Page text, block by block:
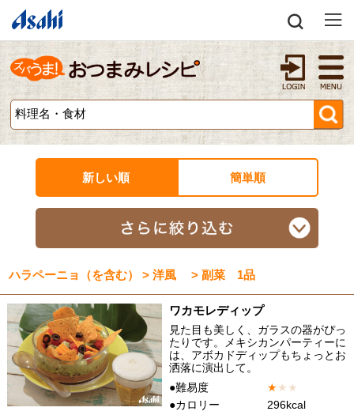
新しい順 簡単順
ハラペーニョ（を含む） > 洋風 > 副菜 1品
ワカモレディップ
見た目も美しく、ガラスの器がぴっ
たりです。メキシカンパーティーに
は、アボカドディップもちょっとお
洒落に演出して。
●難易度
★★ ★
●カロリー
296kcal